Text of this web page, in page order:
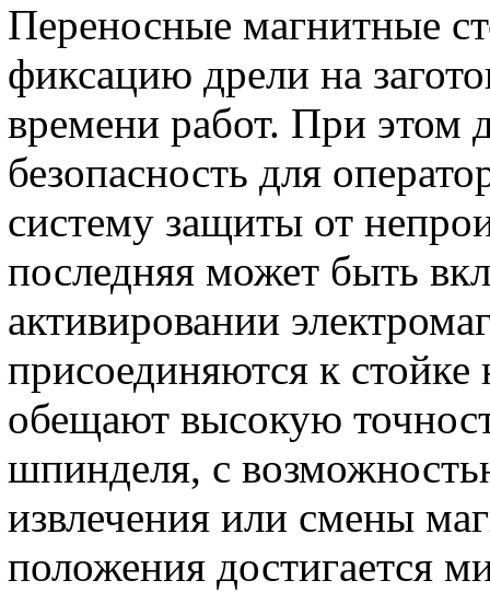
Переносные магнитные
фиксацию дрели на
времени работ. При этом
безопасность для
систему защиты от
последняя может быть
активировании
присоединяются к
обещают высокую
шпинделя, с
извлечения или смены
положения достигается